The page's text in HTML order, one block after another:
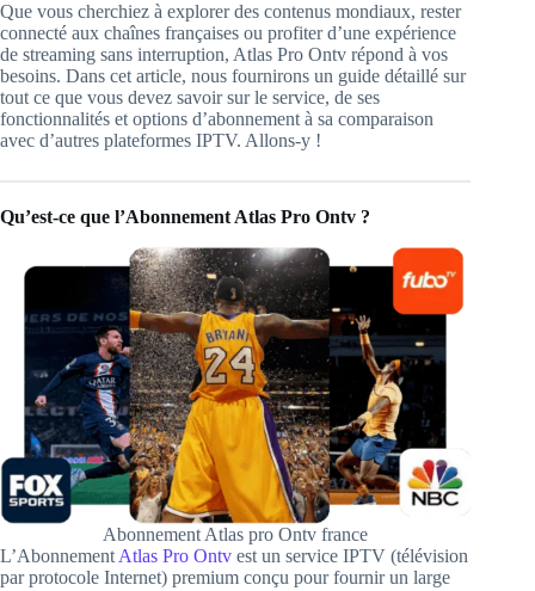
Que vous cherchiez à explorer des contenus mondiaux, rester
connecté aux chaînes françaises ou profiter d’une expérience
de streaming sans interruption, Atlas Pro Ontv répond à vos
besoins. Dans cet article, nous fournirons un guide détaillé sur
tout ce que vous devez savoir sur le service, de ses
fonctionnalités et options d’abonnement à sa comparaison
avec d’autres plateformes IPTV. Allons-y !
Qu’est-ce que l’Abonnement Atlas Pro Ontv ?
Abonnement Atlas pro Ontv france
L’Abonnement Atlas Pro Ontv est un service IPTV (télévision
par protocole Internet) premium conçu pour fournir un large